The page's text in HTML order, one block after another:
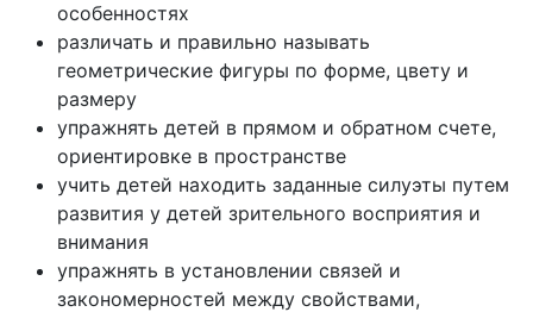
особенностях
различать и правильно называть
геометрические фигуры по форме, цвету и
размеру
упражнять детей в прямом и обратном счете,
ориентировке в пространстве
учить детей находить заданные силуэты путем
развития у детей зрительного восприятия и
внимания
упражнять в установлении связей и
закономерностей между свойствами,